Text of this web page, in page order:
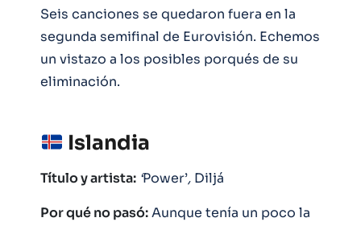
Seis canciones se quedaron fuera en la
segunda semifinal de Eurovisión. Echemos
un vistazo a los posibles porqués de su
eliminación.
Islandia
Título y artista: ‘Power’, Diljá
Por qué no pasó:Aunque tenía un poco la